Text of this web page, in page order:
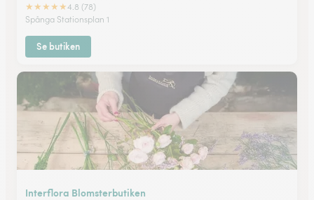
★★★★★4.8 (78)
Spånga Stationsplan 1
Se butiken
Interflora Blomsterbutiken